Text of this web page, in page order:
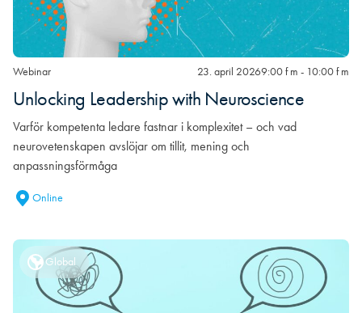
Webinar 23. april 20269:00 f m - 10:00 f m
Unlocking Leadership with Neuroscience
Varför kompetenta ledare fastnar i komplexitet – och vad
neurovetenskapen avslöjar om tillit, mening och
anpassningsförmåga
Online
Global